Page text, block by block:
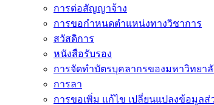
การต่อสัญญาจ้าง
การขอกำหนดตำแหน่งทางวิชาการ
สวัสดิการ
หนังสือรับรอง
การจัดทำบัตรบุคลากรของมหาวิทยาลั
การลา
การขอเพิ่ม แก้ไข เปลี่ยนแปลงข้อมูล